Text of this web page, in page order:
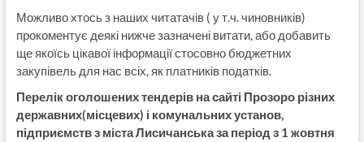
Можливо хтось з наших читатачів ( у т.ч. чиновників)
прокоментує деякі нижче зазначені витати, або добавить
ще якоїсь цікавої інформації стосовно бюджетних
закупівель для нас всіх, як платників податків.
Перелік оголошених тендерів на сайті Прозоро різних
державних(місцевих) і комунальних установ,
підприємств з міста Лисичанська за період з 1 жовтня